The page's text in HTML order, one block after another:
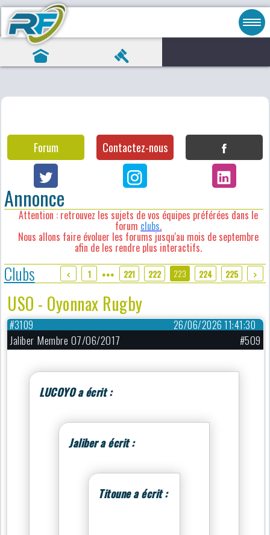
Forum Contactez-nous
Annonce
Attention : retrouvez les sujets de vos équipes préférées dans le
forum clubs.
Nous allons faire évoluer les forums jusqu'au mois de septembre
afin de les rendre plus interactifs.
Clubs 1 ●●● 221 222 223 224 225
USO - Oyonnax Rugby
26/06/2026 11:41:30
#3109
Jaliber Membre 07/06/2017 #509
LUCOYO a écrit :
Jaliber a écrit :
Titoune a écrit :